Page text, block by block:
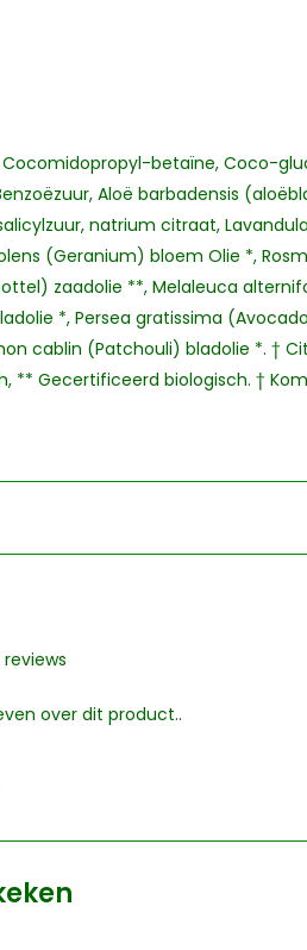
betaïne, Coco-
Aloë barbadensis
natrium citraat,
(Geranium) bloem Olie *,
zaadolie **, Melaleuca
*, Persea gratissima
cablin (Patchouli) bladolie *. †
** Gecertificeerd biologisch. †
over dit product..